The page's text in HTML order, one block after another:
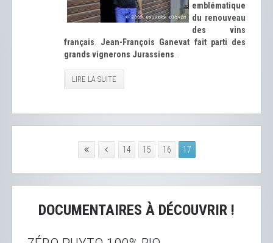
emblématique
du renouveau
des vins
français
Jean-François Ganevat fait parti des
grands vignerons Jurassiens
LIRE LA SUITE
14 15 16 17
DOCUMENTAIRES À DÉCOUVRIR !